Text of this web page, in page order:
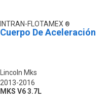
INTRAN-FLOTAMEX
Cuerpo De Aceleración
Lincoln Mks
2013-2016
MKS V6 3.7L